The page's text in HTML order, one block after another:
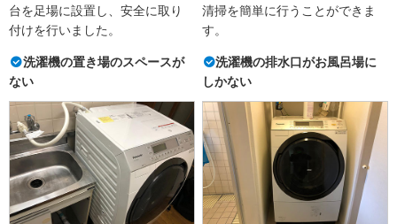
台を足場に設置し、安全に取り
付けを行いました。
清掃を簡単に行うことができま
す。
洗濯機の置き場のスペースが
ない
洗濯機の排水口がお風呂場に
しかない